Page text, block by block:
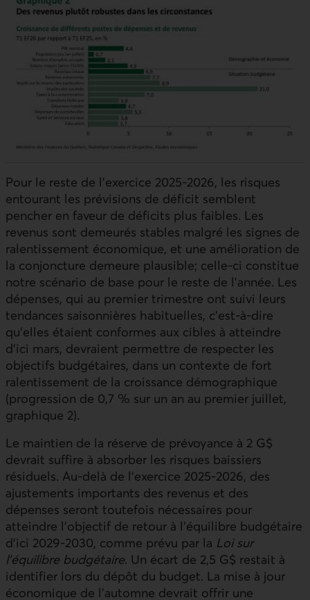
Pour le reste de l’exercice 2025‑2026, les risques
entourant les prévisions de déficit semblent
pencher en faveur de déficits plus faibles. Les
revenus sont demeurés stables malgré les signes de
ralentissement économique, et une amélioration de
la conjoncture demeure plausible; celle‑ci constitue
notre scénario de base pour le reste de l’année. Les
dépenses, qui au premier trimestre ont suivi leurs
tendances saisonnières habituelles, c’est‑à‑dire
qu’elles étaient conformes aux cibles à atteindre
d’ici mars, devraient permettre de respecter les
objectifs budgétaires, dans un contexte de fort
ralentissement de la croissance démographique
(progression de 0,7 % sur un an au premier juillet,
graphique 2).
Le maintien de la réserve de prévoyance à 2 G$
devrait suffire à absorber les risques baissiers
résiduels. Au‑delà de l’exercice 2025‑2026, des
ajustements importants des revenus et des
dépenses seront toutefois nécessaires pour
atteindre l’objectif de retour à l’équilibre budgétaire
d’ici 2029‑2030, comme prévu par la Loi sur
l’équilibre budgétaire. Un écart de 2,5 G$ restait à
identifier lors du dépôt du budget. La mise à jour
économique de l’automne devrait offrir une